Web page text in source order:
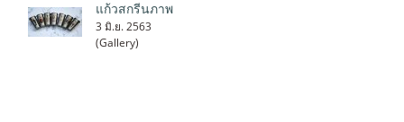
แก้วสกรีนภาพ
3 มิ.ย. 2563
(Gallery)